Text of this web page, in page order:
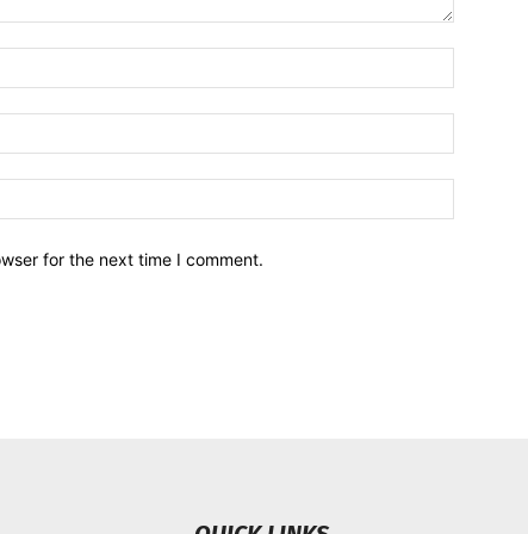
for the next time I comment.